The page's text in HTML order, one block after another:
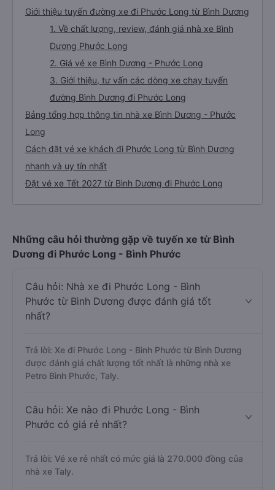
Giới thiệu tuyến đường xe đi Phước Long từ Bình Dương
1. Về chất lượng, review, đánh giá nhà xe Bình
Dương Phước Long
2. Giá vé xe Bình Dương - Phước Long
3. Giới thiệu, tư vấn các dòng xe chạy tuyến
đường Bình Dương đi Phước Long
Bảng tổng hợp thông tin nhà xe Bình Dương - Phước
Long
Cách đặt vé xe khách đi Phước Long từ Bình Dương
nhanh và uy tín nhất
Đặt vé xe Tết 2027 từ Bình Dương đi Phước Long
Những câu hỏi thường gặp về tuyến xe từ Bình
Dương đi Phước Long - Bình Phước
Câu hỏi: Nhà xe đi Phước Long - Bình
Phước từ Bình Dương được đánh giá tốt
nhất?
Trả lời: Xe đi Phước Long - Bình Phước từ Bình Dương
được đánh giá chất lượng tốt nhất là những nhà xe
Petro Bình Phước, Taly.
Câu hỏi: Xe nào đi Phước Long - Bình
Phước có giá rẻ nhất?
Trả lời: Vé xe rẻ nhất có mức giá là 270.000 đồng của
nhà xe Taly.